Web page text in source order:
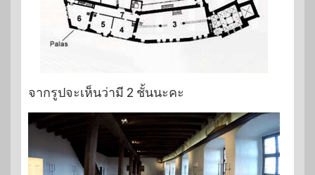
จากรูปจะเห็นว่ามี 2 ชั้นนะคะ